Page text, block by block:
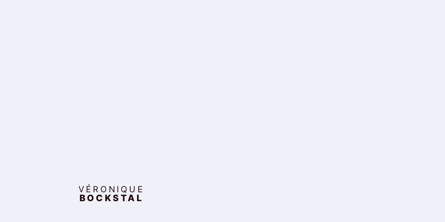
VÉRONIQUE
BOCKSTAL